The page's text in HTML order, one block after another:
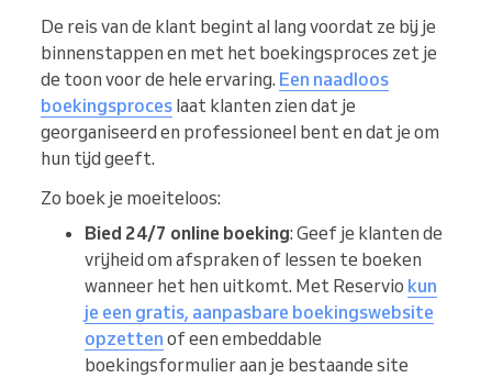
De reis van de klant begint al lang voordat ze bij je
binnenstappen en met het boekingsproces zet je
de toon voor de hele ervaring. Een naadloos
boekingsproces laat klanten zien dat je
georganiseerd en professioneel bent en dat je om
hun tijd geeft.
Zo boek je moeiteloos:
Bied 24/7 online boeking: Geef je klanten de
vrijheid om afspraken of lessen te boeken
wanneer het hen uitkomt. Met Reservio kun
je een gratis, aanpasbare boekingswebsite
opzetten of een embeddable
boekingsformulier aan je bestaande site